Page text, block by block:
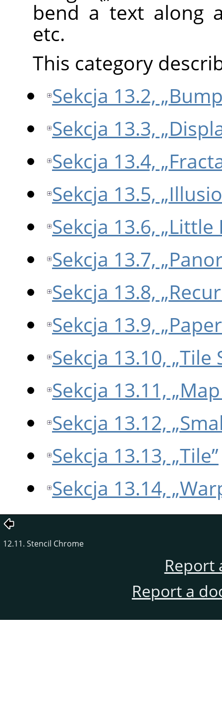
bend a text along
etc.
This category
Sekcja 13.2,
Sekcja 13.3,
Sekcja 13.4,
Sekcja 13.5,
Sekcja 13.6, „Little
Sekcja 13.7,
Sekcja 13.8,
Sekcja 13.9,
Sekcja 13.10, „Tile
Sekcja 13.11,
Sekcja 13.12,
Sekcja 13.13, „Tile”
Sekcja 13.14,
12.11. Stencil Chrome
Report
Report a